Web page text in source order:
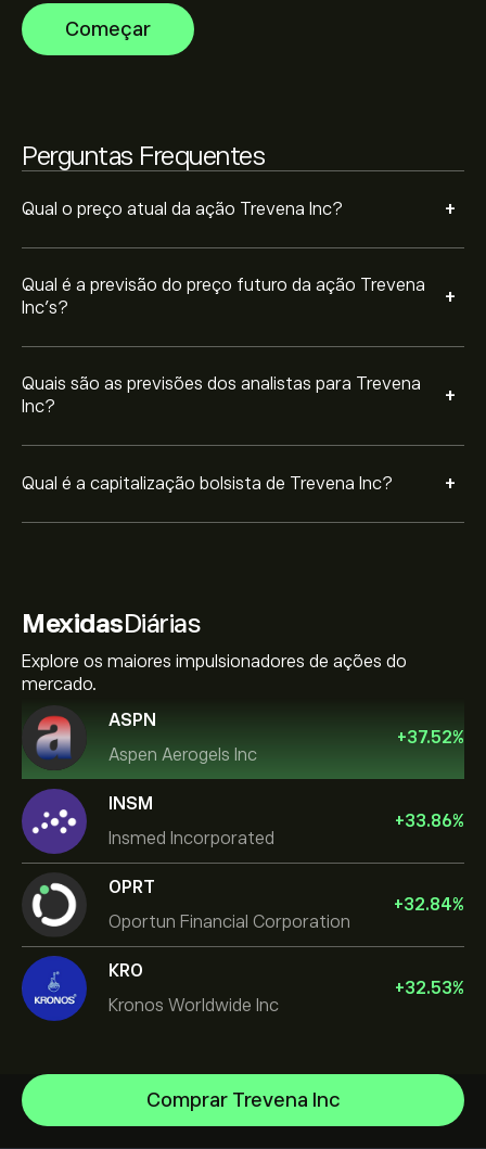
Começar
Perguntas Frequentes
Qual o preço atual da ação Trevena Inc? +
Qual é a previsão do preço futuro da ação Trevena
Inc’s?
+
Quais são as previsões dos analistas para Trevena
Inc?
+
recente para os movimentos futuros dos preços.
Qual é a capitalização bolsista de Trevena Inc? +
A capitalização bolsista de Trevena Inc é (Os dados não
estão disponíveis no momento)
MexidasDiárias
Explore os maiores impulsionadores de ações do
mercado.
ASPN
Aspen Aerogels Inc
+37.52%
INSM
Insmed Incorporated
+33.86%
OPRT
Oportun Financial Corporation
+32.84%
KRO
Kronos Worldwide Inc
+32.53%
Comprar Trevena Inc
NVIDIA Corporation